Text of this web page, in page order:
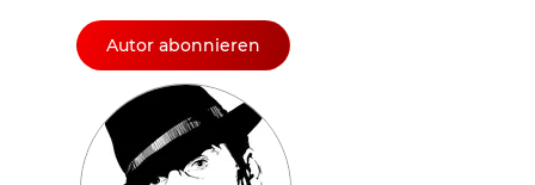
Autor abonnieren